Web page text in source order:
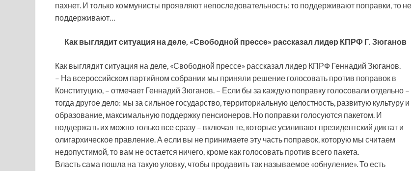
пахнет. И только коммунисты проявляют непоследовательность: то поддерживают поправки, то не
поддерживают…
Как выглядит ситуация на деле, «Свободной прессе» рассказал лидер КПРФ Г. Зюганов
Как выглядит ситуация на деле, «Свободной прессе» рассказал лидер КПРФ Геннадий Зюганов.
– На всероссийском партийном собрании мы приняли решение голосовать против поправок в
Конституцию, – отмечает Геннадий Зюганов. – Если бы за каждую поправку голосовали отдельно –
тогда другое дело: мы за сильное государство, территориальную целостность, развитую культуру и
образование, максимальную поддержку пенсионеров. Но поправки голосуются пакетом. И
поддержать их можно только все сразу – включая те, которые усиливают президентский диктат и
олигархическое правление. А если вы не принимаете эту часть поправок, которую мы считаем
недопустимой, то вам не остается ничего, кроме как голосовать против всего пакета.
Власть сама пошла на такую уловку, чтобы продавить так называемое «обнуление». То есть